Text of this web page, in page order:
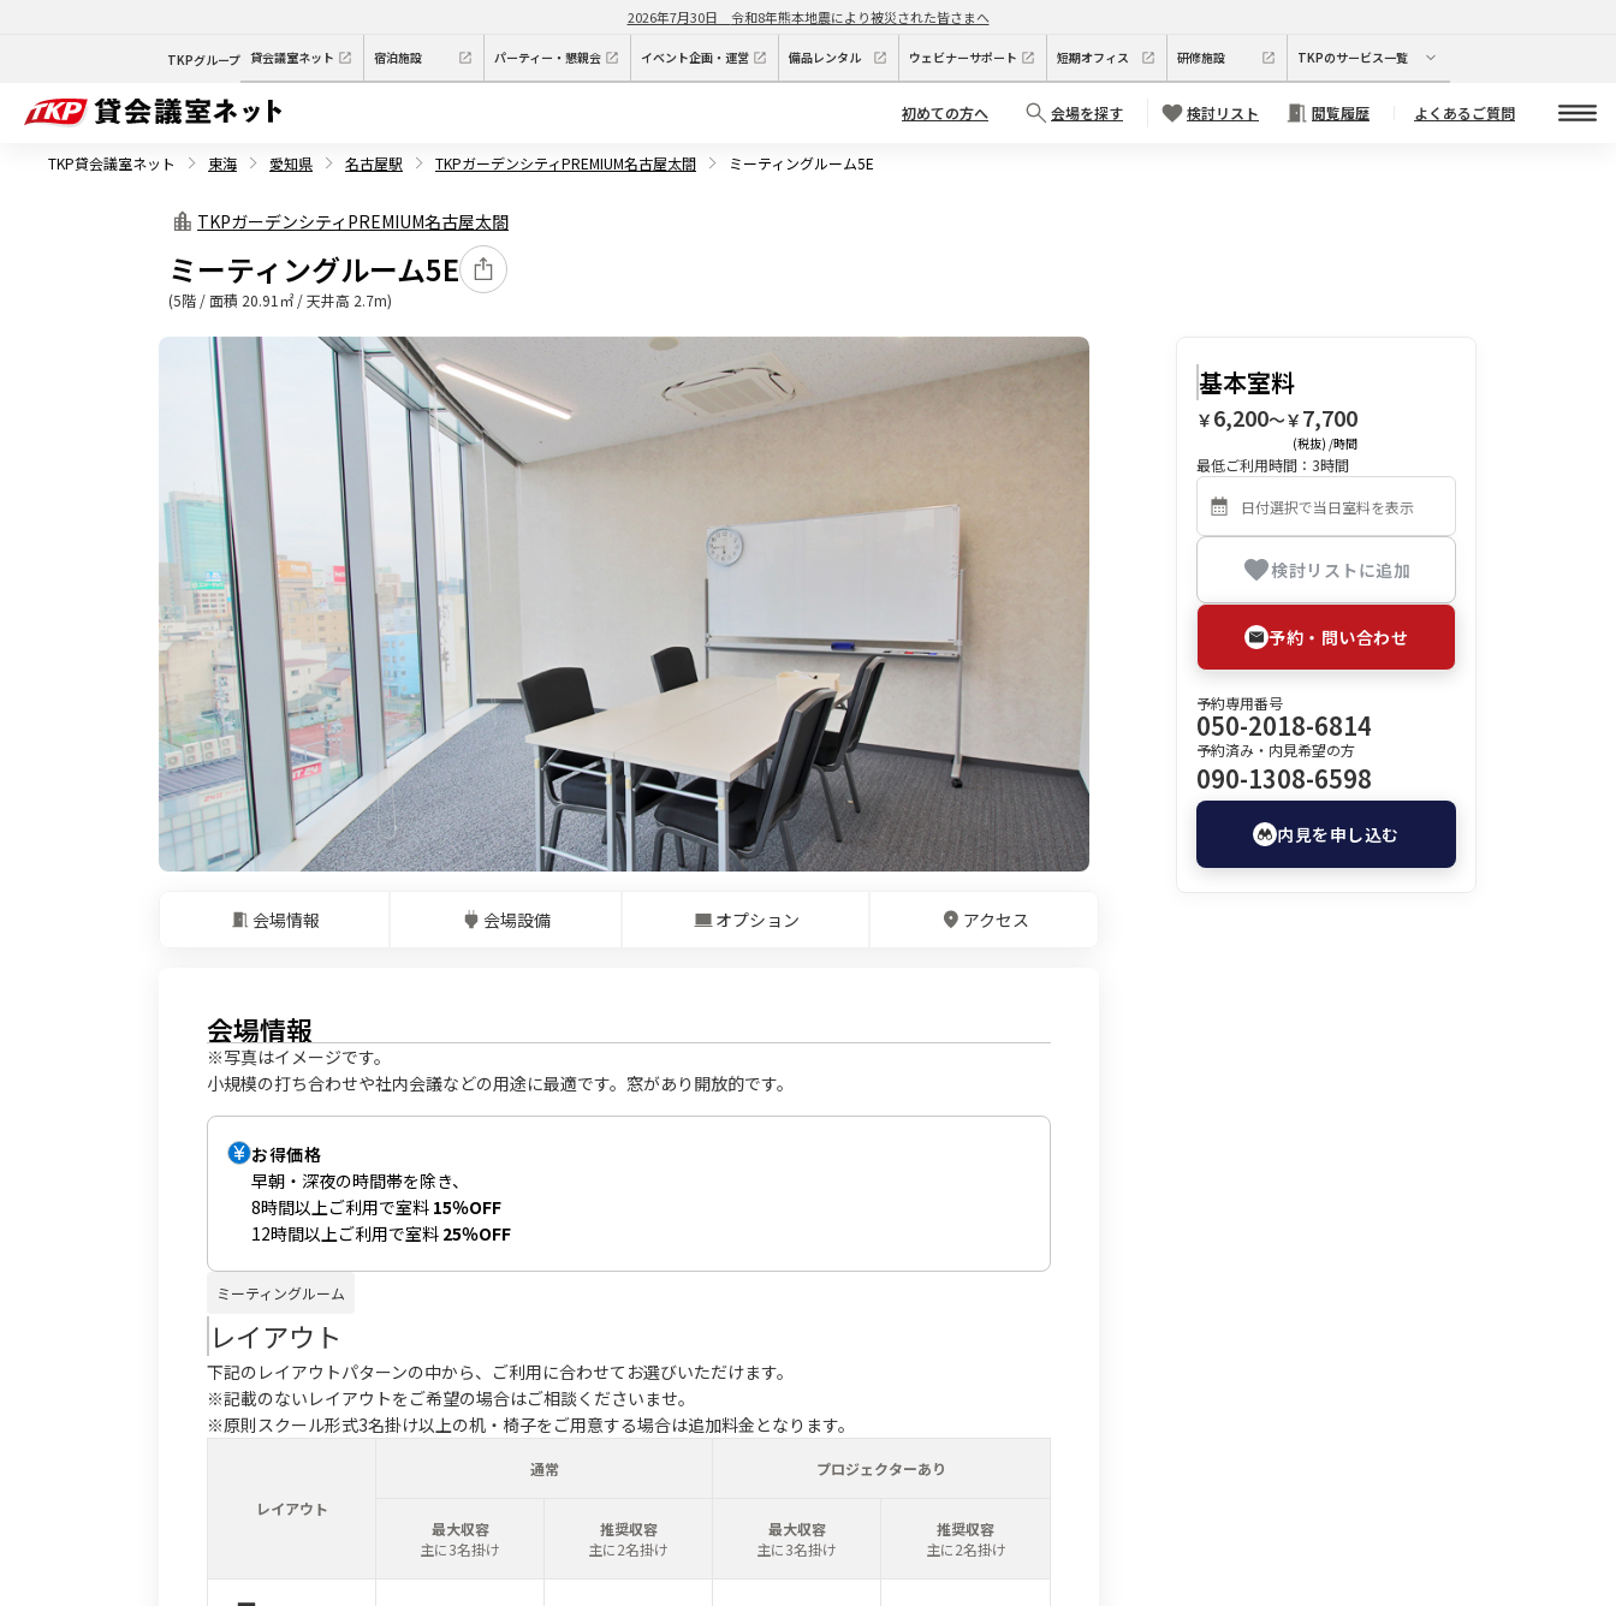
2026年7月30日 令和8年熊本地震により被災された皆さまへ
TKPグループ 貸会議室ネット 宿泊施設 パーティー・懇親会 イベント企画・運営 備品レンタル ウェビナーサポート 短期オフィス 研修施設 TKPのサービス一覧
初めての方へ 会場を探す 検討リスト 閲覧履歴 よくあるご質問
TKP貸会議室ネット 東海 愛知県 名古屋駅 TKPガーデンシティPREMIUM名古屋太閤 ミーティングルーム5E
TKPガーデンシティPREMIUM名古屋太閤
ミーティングルーム5E
(5階 / 面積 20.91㎡ / 天井高 2.7m)
会場情報 会場設備 オプション アクセス
会場情報
※写真はイメージです。
小規模の打ち合わせや社内会議などの用途に最適です。窓があり開放的です。
お得価格
早朝・深夜の時間帯を除き、
8時間以上ご利用で室料 15％OFF
12時間以上ご利用で室料 25％OFF
ミーティングルーム
レイアウト
下記のレイアウトパターンの中から、ご利用に合わせてお選びいただけます。
※記載のないレイアウトをご希望の場合はご相談くださいませ。
※原則スクール形式3名掛け以上の机・椅子をご用意する場合は追加料金となります。
レイアウト
通常 プロジェクターあり
最大収容
主に3名掛け
推奨収容
主に2名掛け
最大収容
主に3名掛け
推奨収容
主に2名掛け
基本室料
￥ 6,200〜￥ 7,700
(税抜) /時間
最低ご利用時間： 3時間
検討リストに追加
予約・問い合わせ
予約専用番号
050-2018-6814
予約済み・内見希望の方
090-1308-6598
内見を申し込む